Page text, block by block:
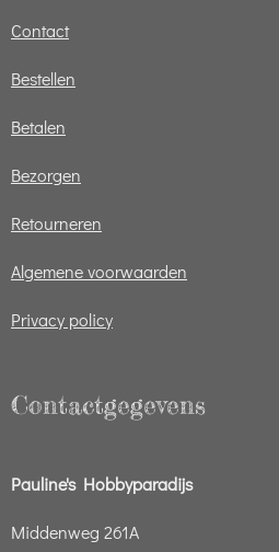
Contact
Bestellen
Betalen
Bezorgen
Retourneren
Algemene voorwaarden
Privacy policy
Contactgegevens
Pauline's Hobbyparadijs
Middenweg 261A